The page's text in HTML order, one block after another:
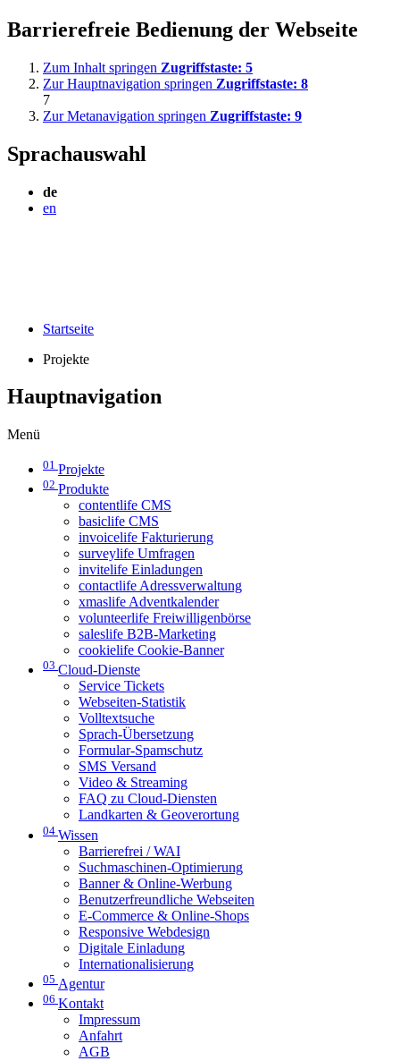
Barrierefreie Bedienung der Webseite
Zum Inhalt springen Zugriffstaste: 5
Zur Hauptnavigation springen Zugriffstaste: 8
7
Zur Metanavigation springen Zugriffstaste: 9
Sprachauswahl
de
en
Startseite
Projekte
Hauptnavigation
Menü
01 Projekte
02 Produkte
contentlife CMS
basiclife CMS
invoicelife Fakturierung
surveylife Umfragen
invitelife Einladungen
contactlife Adressverwaltung
xmaslife Adventkalender
volunteerlife Freiwilligenbörse
saleslife B2B-Marketing
cookielife Cookie-Banner
03 Cloud-Dienste
Service Tickets
Webseiten-Statistik
Volltextsuche
Sprach-Übersetzung
Formular-Spamschutz
SMS Versand
Video & Streaming
FAQ zu Cloud-Diensten
Landkarten & Geoverortung
04 Wissen
Barrierefrei / WAI
Suchmaschinen-Optimierung
Banner & Online-Werbung
Benutzerfreundliche Webseiten
E-Commerce & Online-Shops
Responsive Webdesign
Digitale Einladung
Internationalisierung
05 Agentur
06 Kontakt
Impressum
Anfahrt
AGB